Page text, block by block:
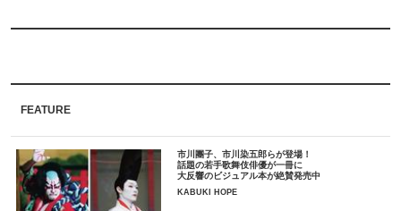
FEATURE
市川團子、市川染五郎らが登場！
話題の若手歌舞伎俳優が一冊に
大反響のビジュアル本が絶賛発売中
KABUKI HOPE